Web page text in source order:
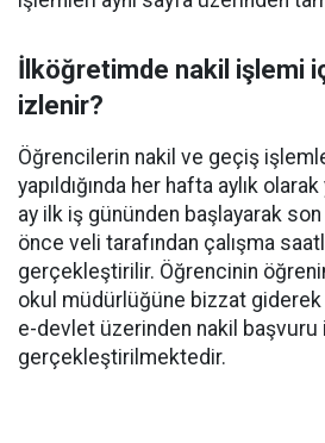
İlköğretimde nakil işlemi
izlenir?
Öğrencilerin nakil ve geçiş
yapıldığında her hafta aylık
ay ilk iş gününden başlayarak
önce veli tarafından çalışma
gerçekleştirilir. Öğrencinin
okul müdürlüğüne bizzat
e-devlet üzerinden nakil başvuru
gerçekleştirilmektedir.